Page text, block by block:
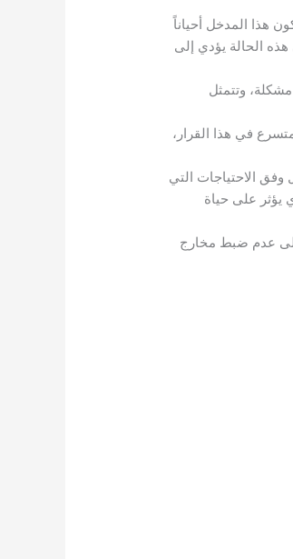
هذا المدخل أحياناً
الحالة يؤدي إلى
وتتمثل
في هذا القرار،
الاحتياجات التي
يؤثر على حياة
عدم ضبط مخارج